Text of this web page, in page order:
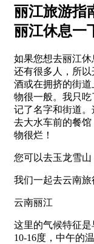
丽江旅游指
丽江休息一
如果您想去丽江休
还有很多人，所
酒或在拥挤的街
物很一般。我只
记了名字和街道
去大水车前的餐
物很烂！
您可以去玉龙雪山
我们一起去云南旅
云南丽江
这里的气候特征
10-16度，中午的